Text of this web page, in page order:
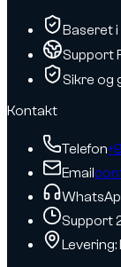
Baseret i
Support
Sikre og
Kontakt
Telefon
Email
Support
Levering: